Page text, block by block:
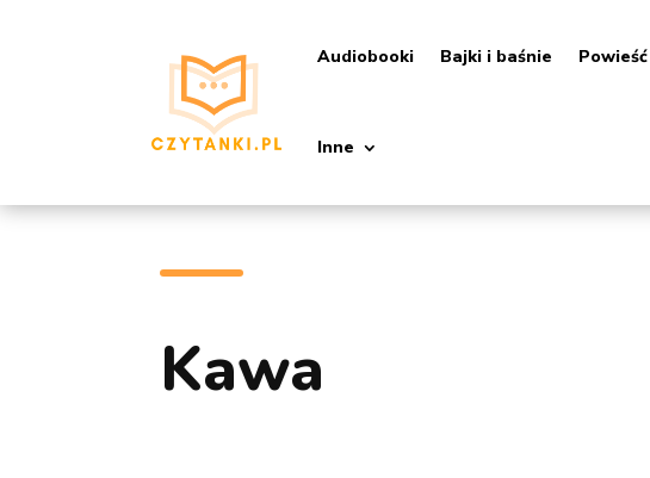
Audiobooki Bajki i baśnie Powieść
Inne
Kawa